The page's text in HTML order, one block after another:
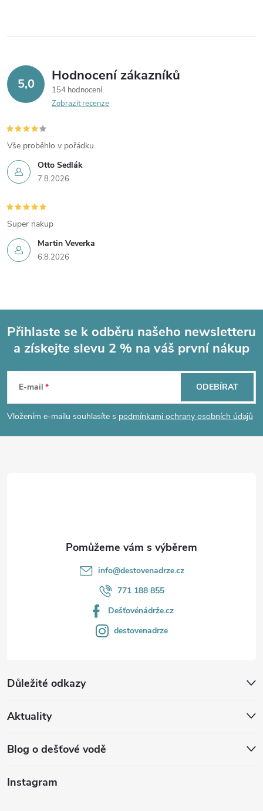
5,0 Hodnocení zákazníků
154 hodnocení
Zobrazit recenze
Otto Sedlák
7.8.2026
Vše proběhlo v pořádku.
Martin Veverka
6.8.2026
Super nakup
p
a
Přihlaste se k odběru našeho newsletteru
a získejte slevu 2 % na váš první nákup
E-mail
Vložením e-mailu souhlasíte s podmínkami ochrany osobních údajů
ODEBÍRAT
Důležité odkazy
Aktuality
Blog o dešťové vodě
info@destovenadrze.cz
771 188 855
Dešťovénádrže.cz
destovenadrze
Instagram